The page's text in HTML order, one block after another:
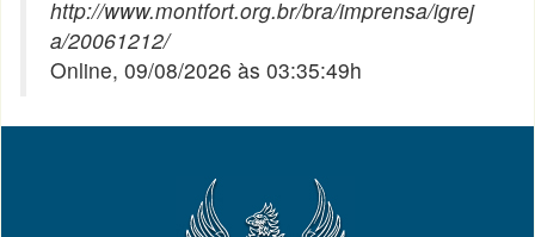
http://www.montfort.org.br/bra/imprensa/igrej
a/20061212/
Online, 09/08/2026 às 03:35:49h